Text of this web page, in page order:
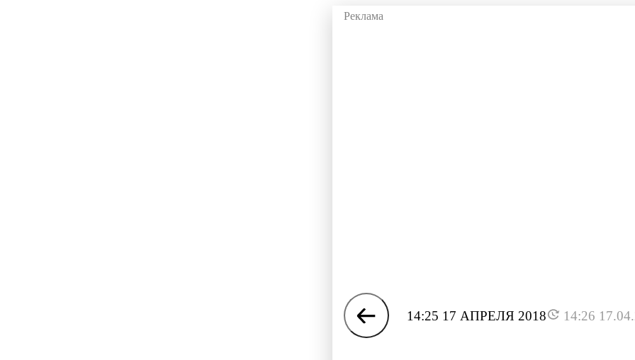
14:25 17 АПРЕЛЯ 2018 14:26